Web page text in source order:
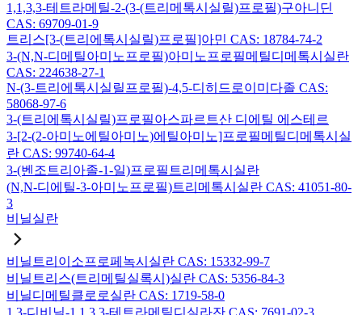
1,1,3,3-테트라메틸-2-(3-(트리메톡시실릴)프로필)구아니딘
CAS: 69709-01-9
트리스[3-(트리에톡시실릴)프로필]아민 CAS: 18784-74-2
3-(N,N-디메틸아미노프로필)아미노프로필메틸디메톡시실란
CAS: 224638-27-1
N-(3-트리에톡시실릴프로필)-4,5-디히드로이미다졸 CAS:
58068-97-6
3-(트리에톡시실릴)프로필아스파르트산 디에틸 에스테르
3-[2-(2-아미노에틸아미노)에틸아미노]프로필메틸디메톡시실
란 CAS: 99740-64-4
3-(벤조트리아졸-1-일)프로필트리메톡시실란
(N,N-디에틸-3-아미노프로필)트리메톡시실란 CAS: 41051-80-
3
비닐실란
비닐트리이소프로페녹시실란 CAS: 15332-99-7
비닐트리스(트리메틸실록시)실란 CAS: 5356-84-3
비닐디메틸클로로실란 CAS: 1719-58-0
1,3-디비닐-1,1,3,3-테트라메틸디실라잔 CAS: 7691-02-3